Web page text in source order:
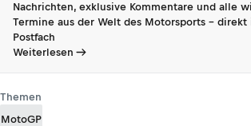
Nachrichten, exklusive Kommentare und alle
Termine aus der Welt des Motorsports - direkt
Postfach
Weiterlesen
Themen
MotoGP